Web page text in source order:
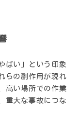
ばい」という印象
らの副作用が現れ
高い場所での作業
重大な事故につな